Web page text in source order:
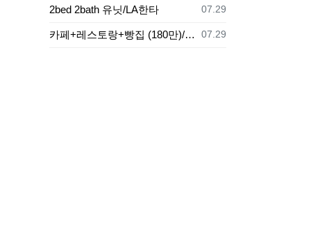
등록일
07.29
2bed 2bath 유닛/LA한타
등록일
07.29
카페+레스토랑+빵집 (180만)/LA